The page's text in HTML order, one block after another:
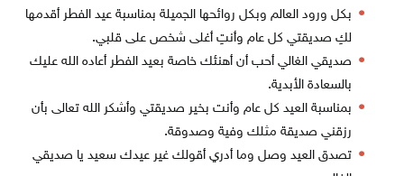
بكل ورود العالم وبكل روائحها الجميلة بمناسبة عيد الفطر أقدمها
لكِ صديقتي كل عام وأنتِ أغلى شخص على قلبي.
صديقي الغالي أحب أن أهنئك خاصة بعيد الفطر أعاده الله عليك
بالسعادة الأبدية.
بمناسبة العيد كل عام وأنت بخير صديقتي وأشكر الله تعالى بأن
رزقني صديقة مثلك وفية وصدوقة.
تصدق العيد وصل وما أدري أقولك غير عيدك سعيد يا صديقي